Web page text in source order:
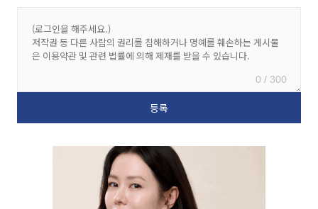
0 / 300